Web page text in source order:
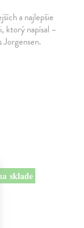
a najlepšie
ktorý napísal –
Jorgensen.
sklade